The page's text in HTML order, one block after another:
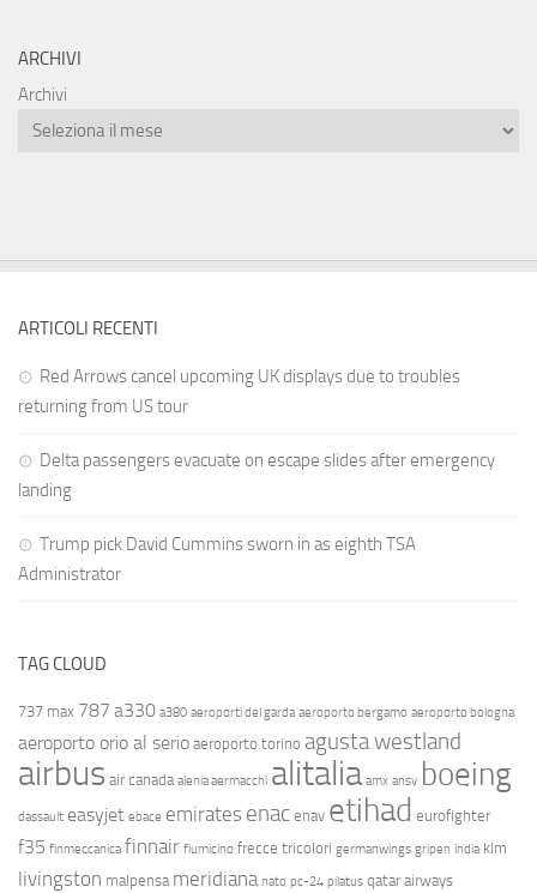
ARCHIVI
Archivi
ARTICOLI RECENTI
Red Arrows cancel upcoming UK displays due to troubles
returning from US tour
Delta passengers evacuate on escape slides after emergency
landing
Trump pick David Cummins sworn in as eighth TSA
Administrator
TAG CLOUD
737 max 787 a330 a380 aeroporti del garda aeroporto bergamo aeroporto bologna
aeroporto orio al serio aeroporto torino agusta westland
airbus air canada alenia aermacchi alitalia amx ansv boeing
dassault easyjet ebace emirates enac enav etihad eurofighter
f35 finmeccanica finnair fiumicino frecce tricolori germanwings gripen india klm
livingston malpensa meridiana nato pc-24 pilatus qatar airways